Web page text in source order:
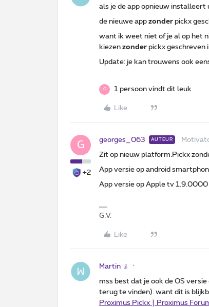
als je de app opnieuw installeert
de nieuwe app zonder pickx
want ik weet niet of je al op het
kiezen zonder pickx geschreven
Update: je kan trouwens ook
G 1 persoon vindt dit leuk
Like
G
+2
georges_063 AUTEUR
Zit op nieuw platform.Pickx
App versie op android
App versie op Apple tv 1.9.0000
G.V.
Like
Martin
mss best dat je ook de OS
terug te vinden). want dit is
Proximus Pickx | Proximus